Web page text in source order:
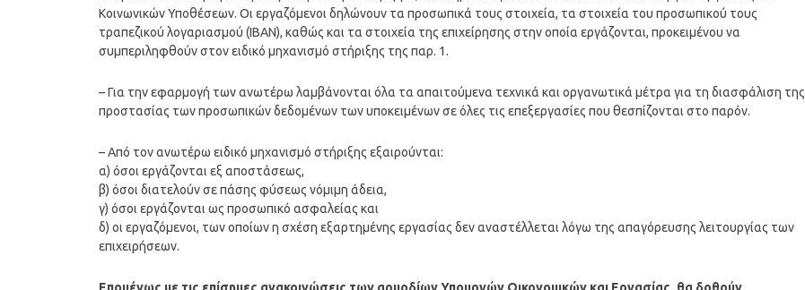
Κοινωνικών Υποθέσεων. Οι εργαζόμενοι δηλώνουν τα προσωπικά τους στοιχεία, τα στοιχεία του προσωπικού τους
τραπεζικού λογαριασμού (ΙΒΑΝ), καθώς και τα στοιχεία της επιχείρησης στην οποία εργάζονται, προκειμένου να
συμπεριληφθούν στον ειδικό μηχανισμό στήριξης της παρ. 1.
– Για την εφαρμογή των ανωτέρω λαμβάνονται όλα τα απαιτούμενα τεχνικά και οργανωτικά μέτρα για τη διασφάλιση της
προστασίας των προσωπικών δεδομένων των υποκειμένων σε όλες τις επεξεργασίες που θεσπίζονται στο παρόν.
– Από τον ανωτέρω ειδικό μηχανισμό στήριξης εξαιρούνται:
α) όσοι εργάζονται εξ αποστάσεως,
β) όσοι διατελούν σε πάσης φύσεως νόμιμη άδεια,
γ) όσοι εργάζονται ως προσωπικό ασφαλείας και
δ) οι εργαζόμενοι, των οποίων η σχέση εξαρτημένης εργασίας δεν αναστέλλεται λόγω της απαγόρευσης λειτουργίας των
επιχειρήσεων.